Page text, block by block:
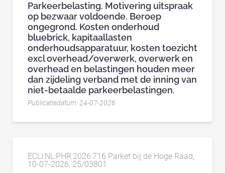
Parkeerbelasting. Motivering uitspraak
op bezwaar voldoende. Beroep
ongegrond. Kosten onderhoud
bluebrick, kapitaallasten
onderhoudsapparatuur, kosten toezicht
excl overhead/overwerk, overwerk en
overhead en belastingen houden meer
dan zijdeling verband met de inning van
niet-betaalde parkeerbelastingen.
Publicatiedatum: 24-07-2026
ECLI:NL:PHR:2026:716 Parket bij de Hoge Raad,
10-07-2026, 25/03801